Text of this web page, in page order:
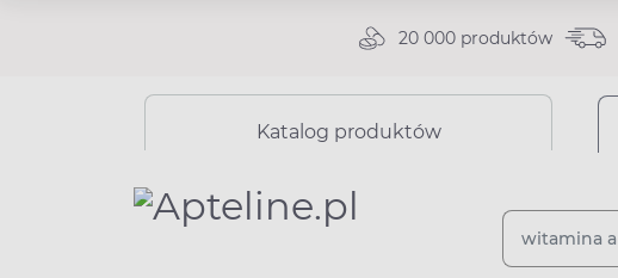
20 000 produktów
Katalog produktów